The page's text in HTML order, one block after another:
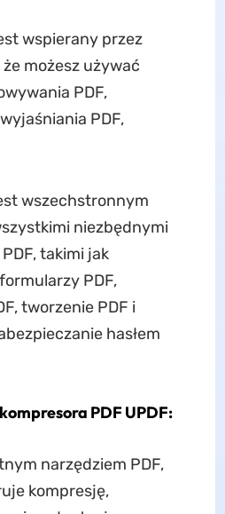
wspierany przez
że możesz używać
PDF,
PDF,
wszechstronnym
niezbędnymi
takimi jak
PDF,
tworzenie PDF i
hasłem
PDF UPDF:
narzędziem PDF,
kompresję,